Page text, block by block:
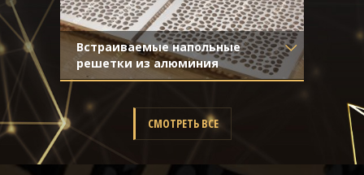
Встраиваемые напольные
решетки из алюминия
Материал- Алюминий
алюминий
СМОТРЕТЬ ВСЕ